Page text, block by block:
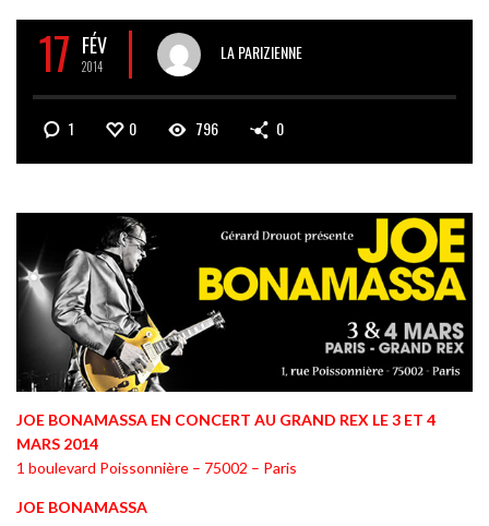
17 FÉV
2014
LA PARIZIENNE
1 0 796 0
JOE BONAMASSA EN CONCERT AU GRAND REX LE 3 ET 4
MARS 2014
1 boulevard Poissonnière – 75002 – Paris
JOE BONAMASSA